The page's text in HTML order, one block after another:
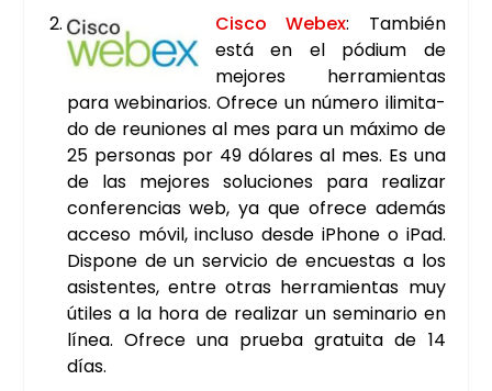
Cis­co Webex: Tam­bién
está en el pódium de
mejo­res herra­mien­tas
para webi­na­rios. Ofre­ce un núme­ro ili­mi­ta­
do de reunio­nes al mes para un máxi­mo de
25 per­so­nas por 49 dóla­res al mes. Es una
de las mejo­res solu­cio­nes para rea­li­zar
con­fe­ren­cias web, ya que ofre­ce ade­más
acce­so móvil, inclu­so des­de iPho­ne o iPad.
Dis­po­ne de un ser­vi­cio de encues­tas a los
asis­ten­tes, entre otras herra­mien­tas muy
úti­les a la hora de rea­li­zar un semi­na­rio en
línea. Ofre­ce una prue­ba gra­tui­ta de 14
días.